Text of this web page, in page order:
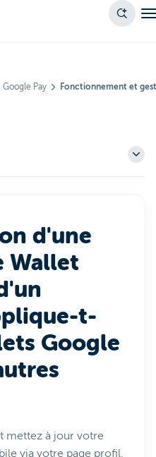
Google Pay Fonctionnement et
d'une
Wallet
t-
Google
mettez à jour votre
via votre page profil,